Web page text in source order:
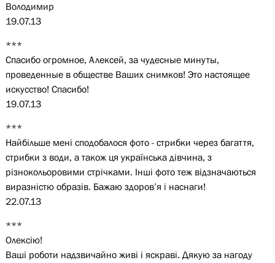
Володимир
19.07.13
***
Спасибо огромное, Алексей, за чудесные минуты,
проведенные в обществе Ваших снимков! Это настоящее
искусство! Спасибо!
19.07.13
***
Найбільше мені сподобалося фото - стрибки через багаття,
стрибки з води, а також ця українська дівчина, з
різнокольоровими стрічками. Інші фото теж відзначаються
виразністю образів. Бажаю здоров’я і наснаги!
22.07.13
***
Олексію!
Ваші роботи надзвичайно живі і яскраві. Дякую за нагоду